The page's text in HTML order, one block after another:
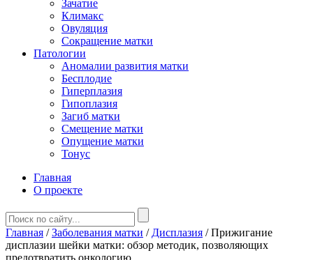
Зачатие
Климакс
Овуляция
Сокращение матки
Патологии
Аномалии развития матки
Бесплодие
Гиперплазия
Гипоплазия
Загиб матки
Смещение матки
Опущение матки
Тонус
Главная
О проекте
Главная /Заболевания матки / Дисплазия /Прижигание
дисплазии шейки матки: обзор методик, позволяющих
предотвратить онкологию